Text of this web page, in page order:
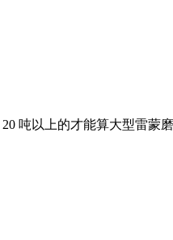
吨以上的才能算大型雷蒙